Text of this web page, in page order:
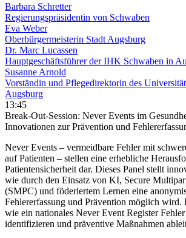
Barbara Schretter
Regierungspräsidentin von Schwaben
Eva Weber
Oberbürgermeisterin Stadt Augsburg
Dr. Marc Lucassen
Hauptgeschäftsführer der IHK Schwaben in
Susanne Arnold
Vorständin und Pflegedirektorin des
Augsburg
13:45
Break-Out-Session: Never Events im
Innovationen zur Prävention und
Never Events – vermeidbare Fehler mit
auf Patienten – stellen eine erhebliche
Patientensicherheit dar. Dieses Panel stellt
wie durch den Einsatz von KI, Secure
(SMPC) und föderiertem Lernen eine
Fehlererfassung und Prävention möglich wird.
wie ein nationales Never Event Register
identifizieren und präventive Maßnahmen